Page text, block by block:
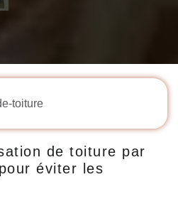
de toiture par
éviter les